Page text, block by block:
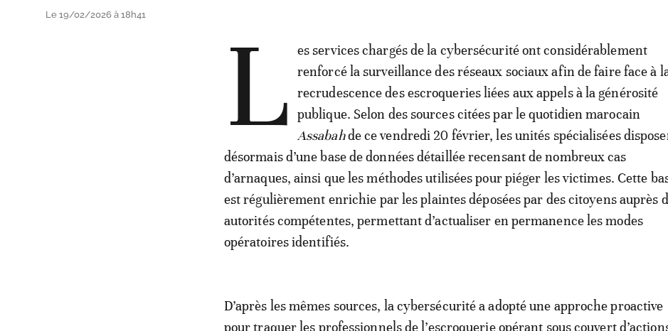
Le 19/02/2026 à 18h41 L
es services chargés de la cybersécurité ont considérablement
renforcé la surveillance des réseaux sociaux afin de faire face à
recrudescence des escroqueries liées aux appels à la générosité
publique. Selon des sources citées par le quotidien marocain
Assabahde ce vendredi 20 février, les unités spécialisées
désormais d’une base de données détaillée recensant de nombreux cas
d’arnaques, ainsi que les méthodes utilisées pour piéger les victimes. Cette
est régulièrement enrichie par les plaintes déposées par des citoyens auprès
autorités compétentes, permettant d’actualiser en permanence les modes
opératoires identifiés.
D’après les mêmes sources, la cybersécurité a adopté une approche proactive
pour traquer les professionnels de l’escroquerie opérant sous couvert